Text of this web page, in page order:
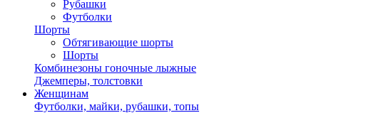
Рубашки
Футболки
Шорты
Обтягивающие шорты
Шорты
Комбинезоны гоночные лыжные
Джемперы, толстовки
Женщинам
Футболки, майки, рубашки, топы